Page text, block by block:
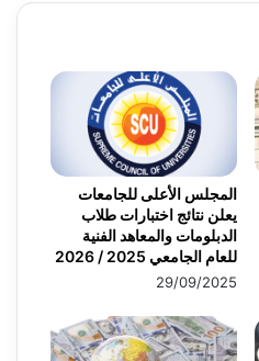
المجلس الأعلى للجامعات
يعلن نتائج اختبارات طلاب
الدبلومات والمعاهد الفنية
للعام الجامعي 2025 / 2026
29/09/2025